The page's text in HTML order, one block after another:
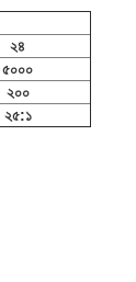
২৪
৫০০০
২০০
২৫:১